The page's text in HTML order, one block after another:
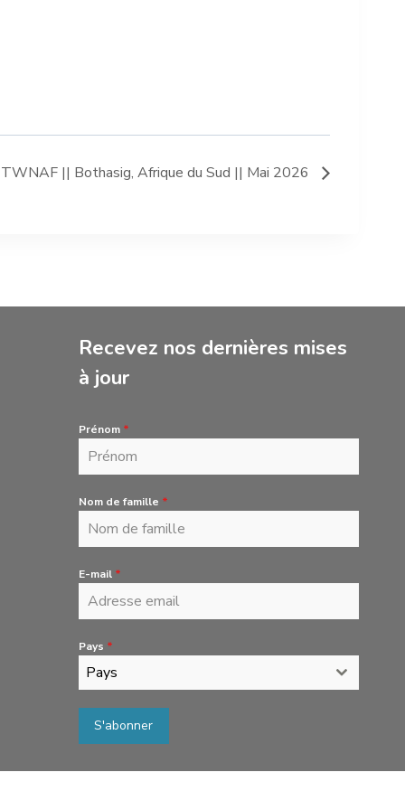
|| Bothasig, Afrique du Sud || Mai 2026
Recevez nos dernières mises
à jour
Prénom *
Nom de famille *
E-mail *
Pays *
Pays
S'abonner